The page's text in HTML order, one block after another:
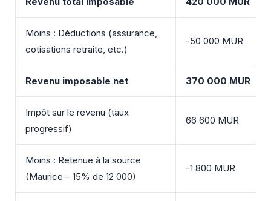
Moins : Déductions (assurance,
cotisations retraite, etc.)
-50 000 MUR
Revenu imposable net 370 000 MUR
Impôt sur le revenu (taux
progressif)
66 600 MUR
Moins : Retenue à la source
(Maurice – 15% de 12 000)
-1 800 MUR